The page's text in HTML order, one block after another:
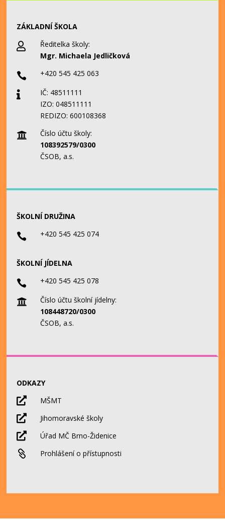
ZÁKLADNÍ ŠKOLA

Ředitelka školy:
Mgr. Michaela Jedličková
 +420 545 425 063

IČ: 48511111
IZO: 048511111
REDIZO: 600108368

Číslo účtu školy:
108392579/0300
ČSOB, a.s.
ŠKOLNÍ DRUŽINA
 +420 545 425 074
ŠKOLNÍ JÍDELNA
 +420 545 425 078

Číslo účtu školní jídelny:
108448720/0300
ČSOB, a.s.
ODKAZY
 MŠMT
 Jihomoravské školy
 Úřad MČ Brno-Židenice
 Prohlášení o přístupnosti